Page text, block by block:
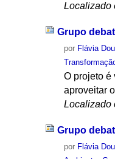
Localizado
Grupo
por Flávia
O projeto é
aproveitar
Localizado
Grupo
por Flávia